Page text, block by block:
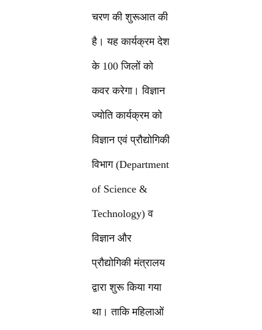
चरण की शुरूआत की
है। यह कार्यक्रम देश
के 100 जिलों को
कवर करेगा। विज्ञान
ज्योति कार्यक्रम को
विज्ञान एवं प्रौद्योगिकी
विभाग (Department
of Science &
Technology) व
विज्ञान और
प्रौद्योगिकी मंत्रालय
द्वारा शुरू किया गया
था। ताकि महिलाओं